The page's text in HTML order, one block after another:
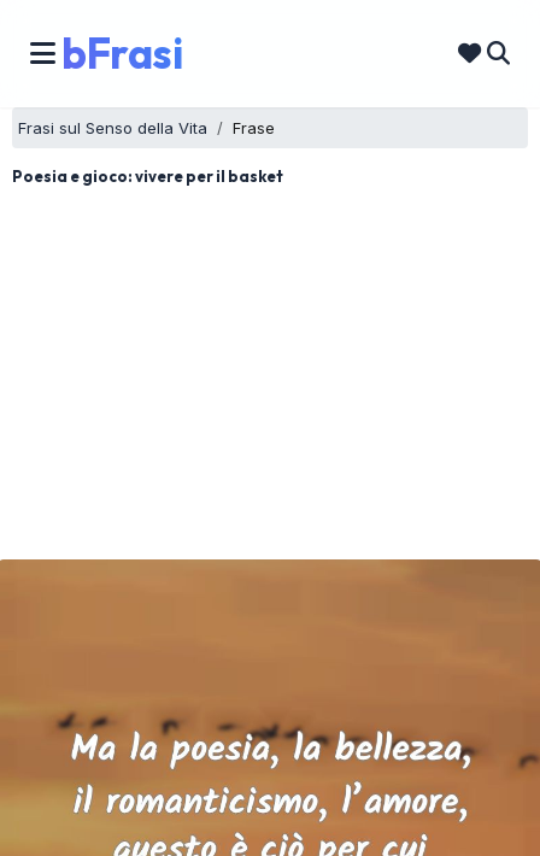
bFrasi
Frasi sul Senso della Vita Frase
Poesia e gioco: vivere per il basket